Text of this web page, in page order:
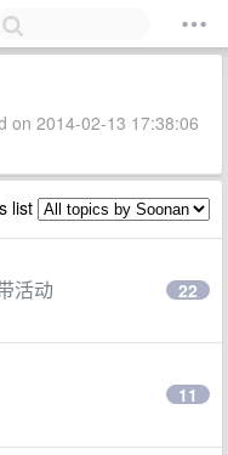
on 2014-02-13 17:38:06
list
活动 22
11